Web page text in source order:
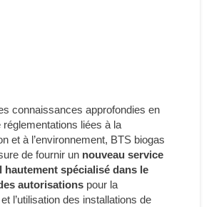
connaissances approfondies en
réglementations liées à la
et à l’environnement, BTS biogas
de fournir un nouveau service
hautement spécialisé dans le
autorisationspour la
l’utilisation des installations de